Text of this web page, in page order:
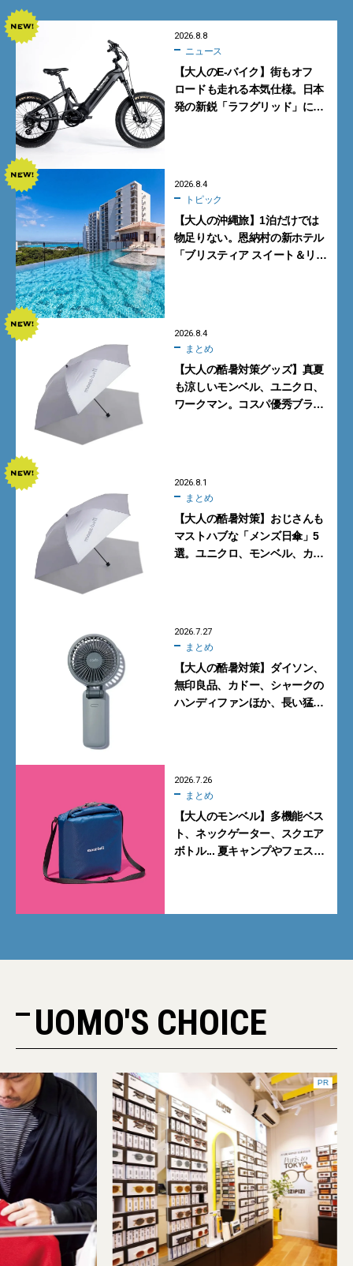
2026.8.8
ニュース
【大人のE-バイク】街もオフ
ロードも走れる本気仕様。日本
発の新鋭「ラフグリッド」に注
2026.8.4
トピック
【大人の沖縄旅】1泊だけでは
物足りない。恩納村の新ホテル
「ブリスティア スイート＆リ
2026.8.4
まとめ
【大人の酷暑対策グッズ】真夏
も涼しいモンベル、ユニクロ、
ワークマン。コスパ優秀ブラン
2026.8.1
まとめ
【大人の酷暑対策】おじさんも
マストハブな「メンズ日傘」5
選。ユニクロ、モンベル、カリ
2026.7.27
まとめ
【大人の酷暑対策】ダイソン、
無印良品、カドー、シャークの
ハンディファンほか、長い猛暑
2026.7.26
まとめ
【大人のモンベル】多機能ベス
ト、ネックゲーター、スクエア
ボトル... 夏キャンプやフェスに
UOMO'S CHOICE
PR